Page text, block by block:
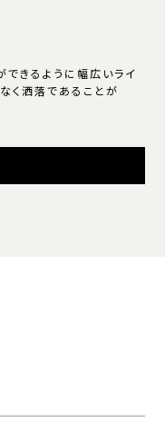
きるように幅広いライ
く洒落であることが